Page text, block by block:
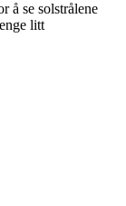
å se solstrålene
litt